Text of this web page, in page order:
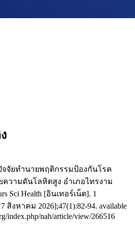
จจัยทำนายพฤติกรรมป้องกันโรค
วามดันโลหิตสูง อำเภอไทรงาม
Sci Health [อินเทอร์เน็ต]. 1
งหาคม 2026];47(1):82-94. available
index.php/nah/article/view/266516